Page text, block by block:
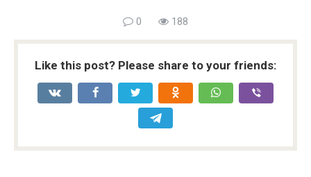
0 188
Like this post? Please share to your friends: